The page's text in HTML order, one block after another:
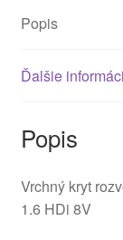
Popis
Ďalšie
Popis
Vrchný kryt
1.6 HDi 8V